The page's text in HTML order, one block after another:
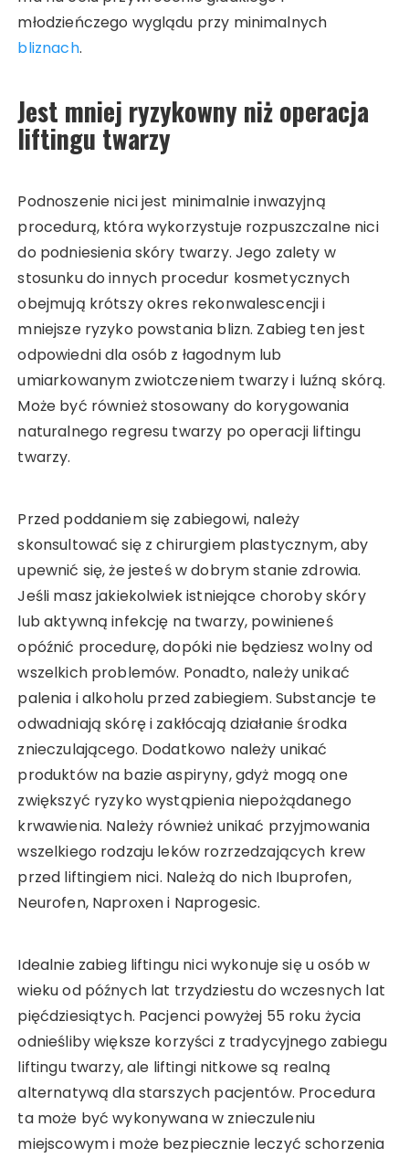
młodzieńczego wyglądu przy minimalnych
bliznach.
Jest mniej ryzykowny niż operacja
liftingu twarzy
Podnoszenie nici jest minimalnie inwazyjną
procedurą, która wykorzystuje rozpuszczalne nici
do podniesienia skóry twarzy. Jego zalety w
stosunku do innych procedur kosmetycznych
obejmują krótszy okres rekonwalescencji i
mniejsze ryzyko powstania blizn. Zabieg ten jest
odpowiedni dla osób z łagodnym lub
umiarkowanym zwiotczeniem twarzy i luźną skórą.
Może być również stosowany do korygowania
naturalnego regresu twarzy po operacji liftingu
twarzy.
Przed poddaniem się zabiegowi, należy
skonsultować się z chirurgiem plastycznym, aby
upewnić się, że jesteś w dobrym stanie zdrowia.
Jeśli masz jakiekolwiek istniejące choroby skóry
lub aktywną infekcję na twarzy, powinieneś
opóźnić procedurę, dopóki nie będziesz wolny od
wszelkich problemów. Ponadto, należy unikać
palenia i alkoholu przed zabiegiem. Substancje te
odwadniają skórę i zakłócają działanie środka
znieczulającego. Dodatkowo należy unikać
produktów na bazie aspiryny, gdyż mogą one
zwiększyć ryzyko wystąpienia niepożądanego
krwawienia. Należy również unikać przyjmowania
wszelkiego rodzaju leków rozrzedzających krew
przed liftingiem nici. Należą do nich Ibuprofen,
Neurofen, Naproxen i Naprogesic.
Idealnie zabieg liftingu nici wykonuje się u osób w
wieku od późnych lat trzydziestu do wczesnych lat
pięćdziesiątych. Pacjenci powyżej 55 roku życia
odnieśliby większe korzyści z tradycyjnego zabiegu
liftingu twarzy, ale liftingi nitkowe są realną
alternatywą dla starszych pacjentów. Procedura
ta może być wykonywana w znieczuleniu
miejscowym i może bezpiecznie leczyć schorzenia